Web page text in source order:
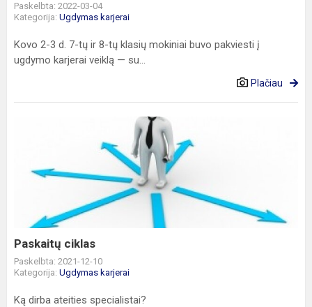
Paskelbta: 2022-03-04
Kategorija: Ugdymas karjerai
Kovo 2-3 d. 7-tų ir 8-tų klasių mokiniai buvo pakviesti į
ugdymo karjerai veiklą — su...
Plačiau
Paskaitų ciklas
Paskelbta: 2021-12-10
Kategorija: Ugdymas karjerai
Ką dirba ateities specialistai?